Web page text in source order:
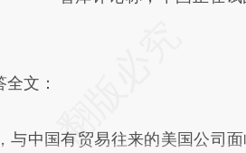
文：
中国有贸易往来的美国公司面